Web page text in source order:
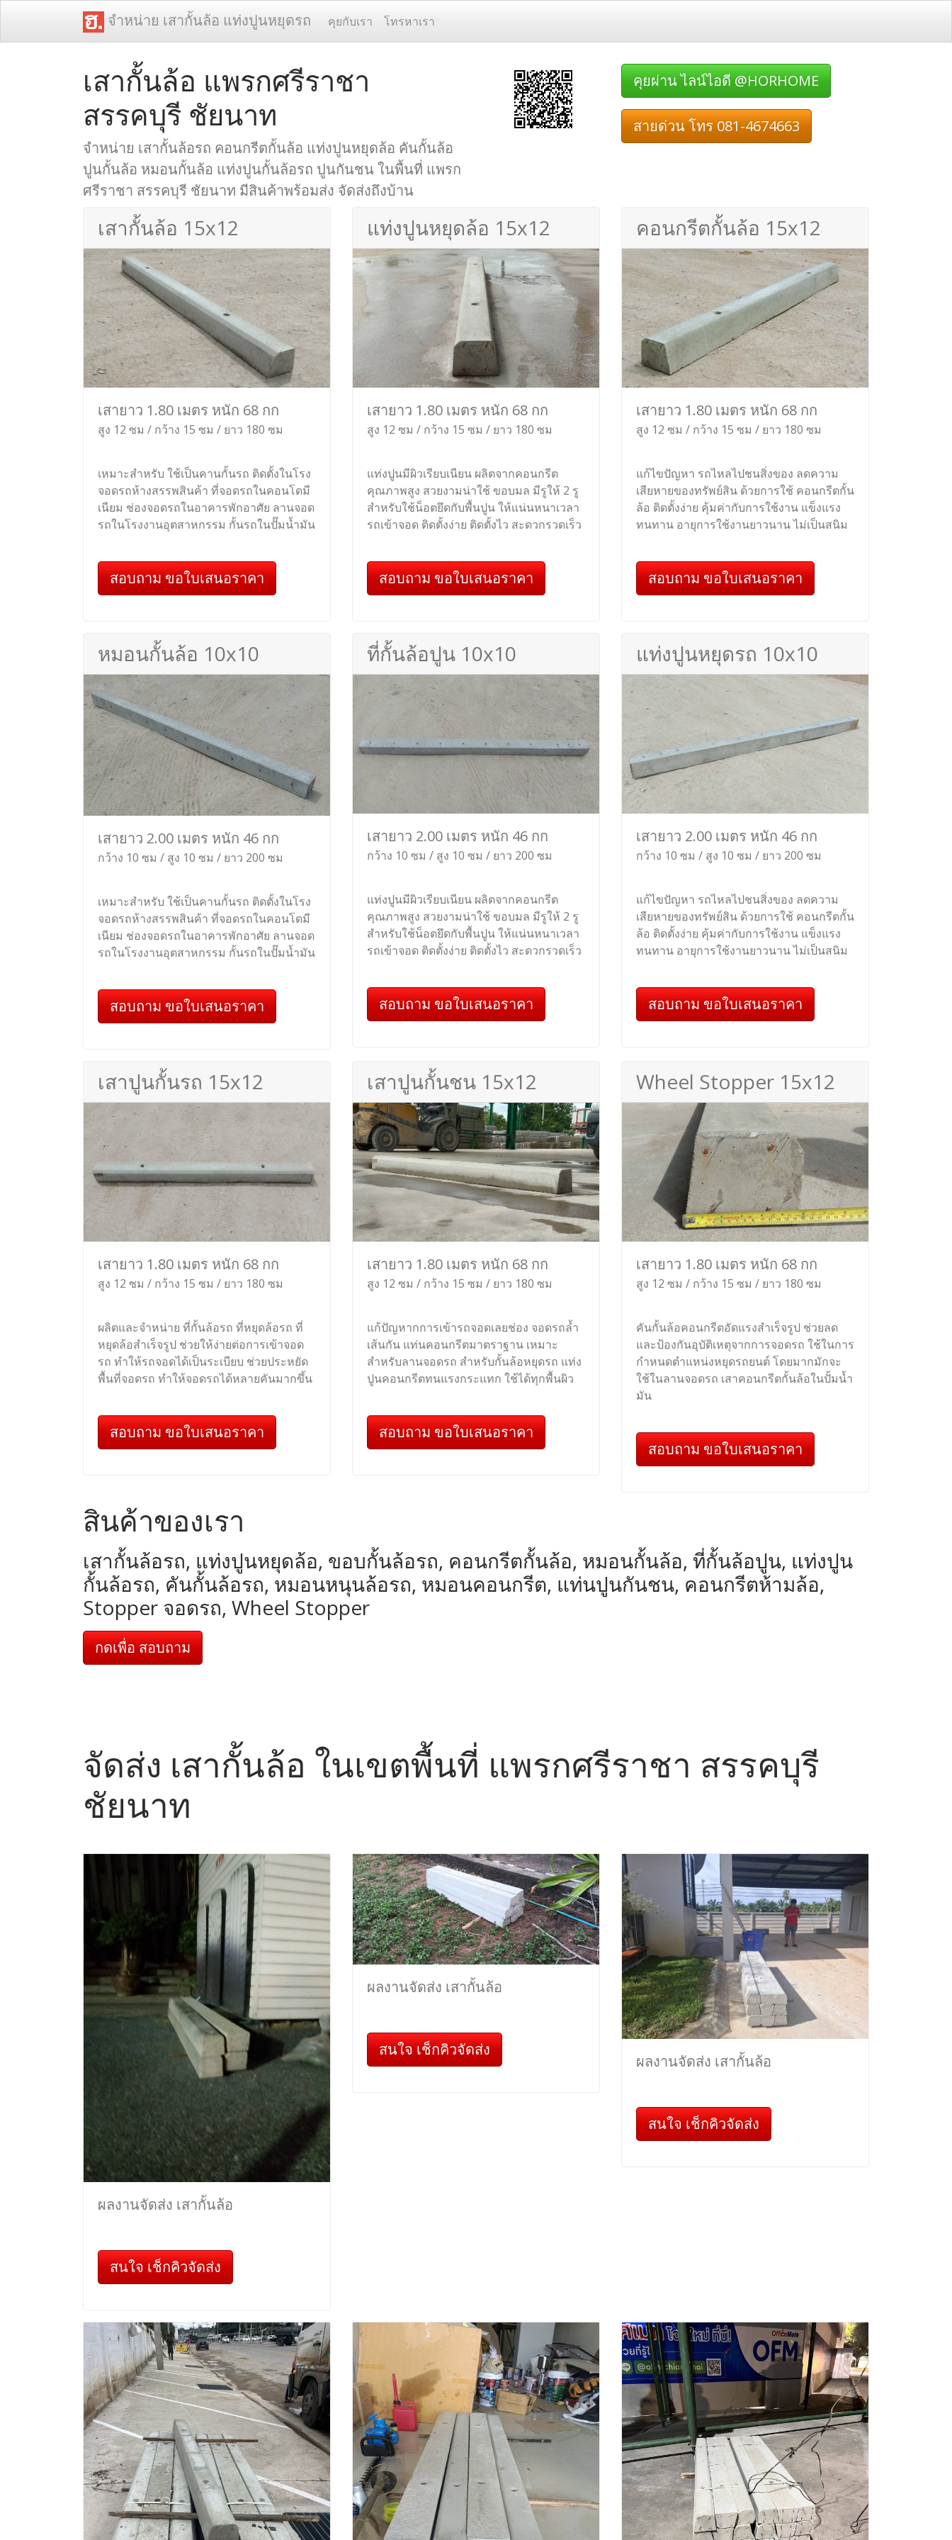
จำหน่าย เสากั้นล้อ แท่งปูนหยุดรถ คุยกับเรา โทรหาเรา
เสากั้นล้อ แพรกศรีราชา
สรรคบุรี ชัยนาท
จำหน่าย เสากั้นล้อรถ คอนกรีตกั้นล้อ แท่งปูนหยุดล้อ คันกั้นล้อ
ปูนกั้นล้อ หมอนกั้นล้อ แท่งปูนกั้นล้อรถ ปูนกันชน ในพื้นที่ แพรก
ศรีราชา สรรคบุรี ชัยนาท มีสินค้าพร้อมส่ง จัดส่งถึงบ้าน
คุยผ่าน ไลน์ไอดี @HORHOME
สายด่วน โทร 081-4674663
เสากั้นล้อ 15x12
เสายาว 1.80 เมตร หนัก 68 กก
สูง 12 ซม / กว้าง 15 ซม / ยาว 180 ซม
เหมาะสำหรับ ใช้เป็นคานกั้นรถ ติดตั้งในโรง
จอดรถห้างสรรพสินค้า ที่จอดรถในคอนโดมี
เนียม ช่องจอดรถในอาคารพักอาศัย ลานจอด
รถในโรงงานอุตสาหกรรม กั้นรถในปั๊มน้ำมัน
สอบถาม ขอใบเสนอราคา
แท่งปูนหยุดล้อ 15x12
เสายาว 1.80 เมตร หนัก 68 กก
สูง 12 ซม / กว้าง 15 ซม / ยาว 180 ซม
แท่งปูนมีผิวเรียบเนียน ผลิตจากคอนกรีต
คุณภาพสูง สวยงามน่าใช้ ขอบมล มีรูให้ 2 รู
สำหรับใช้น็อตยึดกับพื้นปูน ให้แน่นหนาเวลา
รถเข้าจอด ติดตั้งง่าย ติดตั้งไว สะดวกรวดเร็ว
สอบถาม ขอใบเสนอราคา
คอนกรีตกั้นล้อ 15x12
เสายาว 1.80 เมตร หนัก 68 กก
สูง 12 ซม / กว้าง 15 ซม / ยาว 180 ซม
แก้ไขปัญหา รถไหลไปชนสิ่งของ ลดความ
เสียหายของทรัพย์สิน ด้วยการใช้ คอนกรีตกั้น
ล้อ ติดตั้งง่าย คุ้มค่ากับการใช้งาน แข็งแรง
ทนทาน อายุการใช้งานยาวนาน ไม่เป็นสนิม
สอบถาม ขอใบเสนอราคา
หมอนกั้นล้อ 10x10
เสายาว 2.00 เมตร หนัก 46 กก
กว้าง 10 ซม / สูง 10 ซม / ยาว 200 ซม
เหมาะสำหรับ ใช้เป็นคานกั้นรถ ติดตั้งในโรง
จอดรถห้างสรรพสินค้า ที่จอดรถในคอนโดมี
เนียม ช่องจอดรถในอาคารพักอาศัย ลานจอด
รถในโรงงานอุตสาหกรรม กั้นรถในปั๊มน้ำมัน
สอบถาม ขอใบเสนอราคา
ที่กั้นล้อปูน 10x10
เสายาว 2.00 เมตร หนัก 46 กก
กว้าง 10 ซม / สูง 10 ซม / ยาว 200 ซม
แท่งปูนมีผิวเรียบเนียน ผลิตจากคอนกรีต
คุณภาพสูง สวยงามน่าใช้ ขอบมล มีรูให้ 2 รู
สำหรับใช้น็อตยึดกับพื้นปูน ให้แน่นหนาเวลา
รถเข้าจอด ติดตั้งง่าย ติดตั้งไว สะดวกรวดเร็ว
สอบถาม ขอใบเสนอราคา
แท่งปูนหยุดรถ 10x10
เสายาว 2.00 เมตร หนัก 46 กก
กว้าง 10 ซม / สูง 10 ซม / ยาว 200 ซม
แก้ไขปัญหา รถไหลไปชนสิ่งของ ลดความ
เสียหายของทรัพย์สิน ด้วยการใช้ คอนกรีตกั้น
ล้อ ติดตั้งง่าย คุ้มค่ากับการใช้งาน แข็งแรง
ทนทาน อายุการใช้งานยาวนาน ไม่เป็นสนิม
สอบถาม ขอใบเสนอราคา
เสาปูนกั้นรถ 15x12
เสายาว 1.80 เมตร หนัก 68 กก
สูง 12 ซม / กว้าง 15 ซม / ยาว 180 ซม
ผลิตและจำหน่าย ที่กั้นล้อรถ ที่หยุดล้อรถ ที่
หยุดล้อสำเร็จรูป ช่วยให้ง่ายต่อการเข้าจอด
รถ ทำให้รถจอดได้เป็นระเบียบ ช่วยประหยัด
พื้นที่จอดรถ ทำให้จอดรถได้หลายคันมากขึ้น
สอบถาม ขอใบเสนอราคา
เสาปูนกั้นชน 15x12
เสายาว 1.80 เมตร หนัก 68 กก
สูง 12 ซม / กว้าง 15 ซม / ยาว 180 ซม
แก้ปัญหากการเข้ารถจอดเลยช่อง จอดรถล้ำ
เส้นกัน แท่นคอนกรีตมาตราฐาน เหมาะ
สำหรับลานจอดรถ สำหรับกั้นล้อหยุดรถ แท่ง
ปูนคอนกรีตทนแรงกระแทก ใช้ได้ทุกพื้นผิว
สอบถาม ขอใบเสนอราคา
Wheel Stopper 15x12
เสายาว 1.80 เมตร หนัก 68 กก
สูง 12 ซม / กว้าง 15 ซม / ยาว 180 ซม
คันกั้นล้อคอนกรีตอัดแรงสำเร็จรูป ช่วยลด
และป้องกันอุบัติเหตุจากการจอดรถ ใช้ในการ
กำหนดตำแหน่งหยุดรถยนต์ โดยมากมักจะ
ใช้ในลานจอดรถ เสาคอนกรีตกั้นล้อในปั้มน้ำ
มัน
สอบถาม ขอใบเสนอราคา
สินค้าของเรา
เสากั้นล้อรถ, แท่งปูนหยุดล้อ, ขอบกั้นล้อรถ, คอนกรีตกั้นล้อ, หมอนกั้นล้อ, ที่กั้นล้อปูน, แท่งปูน
กั้นล้อรถ, คันกั้นล้อรถ, หมอนหนุนล้อรถ, หมอนคอนกรีต, แท่นปูนกันชน, คอนกรีตห้ามล้อ,
Stopper จอดรถ, Wheel Stopper
กดเพื่อ สอบถาม
จัดส่ง เสากั้นล้อ ในเขตพื้นที่ แพรกศรีราชา สรรคบุรี
ชัยนาท
ผลงานจัดส่ง เสากั้นล้อ
สนใจ เช็กคิวจัดส่ง
ผลงานจัดส่ง เสากั้นล้อ
สนใจ เช็กคิวจัดส่ง
ผลงานจัดส่ง เสากั้นล้อ
สนใจ เช็กคิวจัดส่ง